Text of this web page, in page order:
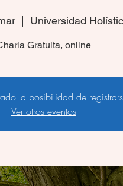
  |
Universidad
Gratuita, online
la posibilidad de
Ver otros eventos